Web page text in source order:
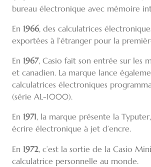
bureau électronique avec mémoire
En 1966, des calculatrices
exportées à l’étranger pour la
En 1967, Casio fait son entrée sur les
et canadien. La marque lance
calculatrices électroniques
(série AL-1000).
En 1971, la marque présente la
écrire électronique à jet d’encre.
En 1972, c’est la sortie de la Casio
calculatrice personnelle au monde.